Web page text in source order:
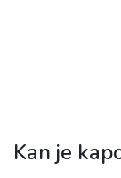
Kan je